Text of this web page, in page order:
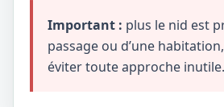
Important : plus le nid est
passage ou d’une
éviter toute approche inutile.